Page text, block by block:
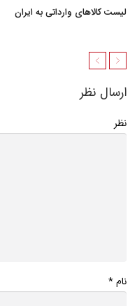
لیست کالاهای وارداتی به ایران
ارسال نظر
نظر
نام*